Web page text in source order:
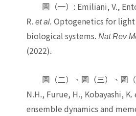
圖（一）: Emiliani, V.,
R.et al. Optogenetics for
biological systems.Nat Rev
(2022).
圖（二）、圖（三）、圖（
N.H., Furue, H., Kobayashi, K.
ensemble dynamics and